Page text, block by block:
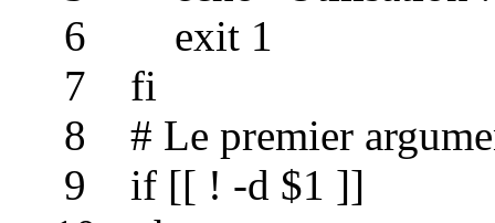
6 exit 1
7 fi
8 # Le premier
9 if [[ ! -d $1 ]]